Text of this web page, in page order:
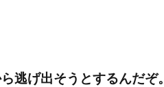
逃げ出そうとするんだぞ。